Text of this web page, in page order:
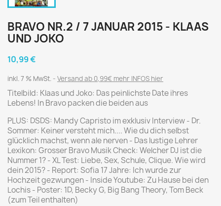
BRAVO NR.2 / 7 JANUAR 2015 - KLAAS
UND JOKO
10,99 €
inkl. 7 % MwSt. Versand ab 0,99€ mehr INFOS hier
Titelbild: Klaas und Joko: Das peinlichste Date ihres
Lebens! In Bravo packen die beiden aus
PLUS: DSDS: Mandy Capristo im exklusiv Interview - Dr.
Sommer: Keiner versteht mich.... Wie du dich selbst
glücklich machst, wenn ale nerven - Das lustige Lehrer
Lexikon: Grosser Bravo Musik Check: Welcher DJ ist die
Nummer 1? - XL Test: Liebe, Sex, Schule, Clique. Wie wird
dein 2015? - Report: Sofia 17 Jahre: Ich wurde zur
Hochzeit gezwungen - Inside Youtube: Zu Hause bei den
Lochis - Poster: 1D, Becky G, Big Bang Theory, Tom Beck
(zum Teil enthalten)